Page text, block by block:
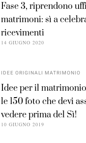
Fase 3, riprendono
matrimoni: sì a
ricevimenti
14 GIUGNO 2020
IDEE ORIGINALI MATRIMONIO
Idee per il
le 150 foto che devi
vedere prima del Sì!
10 GIUGNO 2019